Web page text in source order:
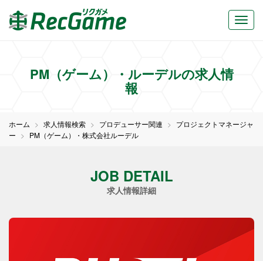
PM（ゲーム）・ルーデルの求人情
報
ホーム 求人情報検索 プロデューサー関連
プロジェクトマネージャ
ー
PM（ゲーム）・株式会社ルーデル
JOB DETAIL
求人情報詳細